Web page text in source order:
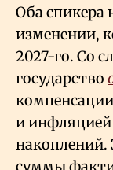
Оба
изменении,
2027-го. Со
государство
и инфляцией
накоплений.
суммы